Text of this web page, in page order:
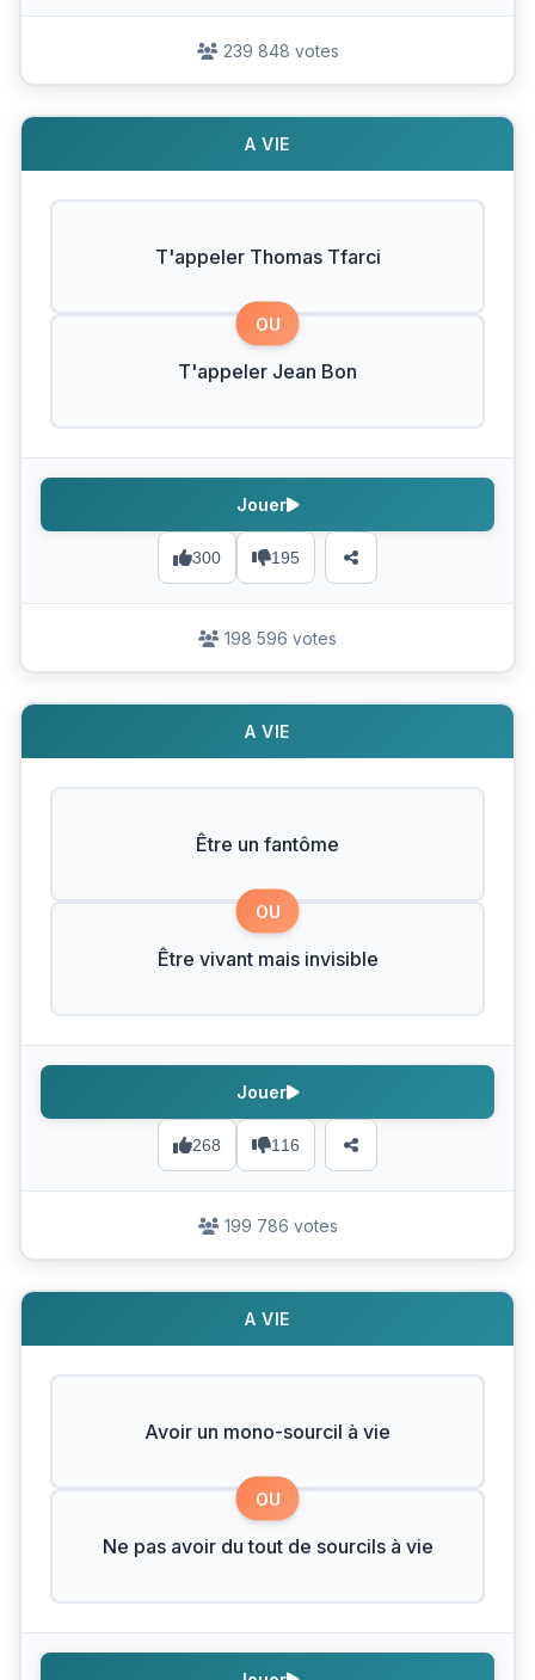
239 848 votes
A VIE
T'appeler Thomas Tfarci
OU
T'appeler Jean Bon
300 195
Jouer
198 596 votes
A VIE
Être un fantôme
OU
Être vivant mais invisible
268 116
Jouer
199 786 votes
A VIE
Avoir un mono-sourcil à vie
OU
Ne pas avoir du tout de sourcils à vie